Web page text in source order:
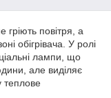
гріють повітря, а
обігрівача. У ролі
лампи, що
але виділяє
теплове